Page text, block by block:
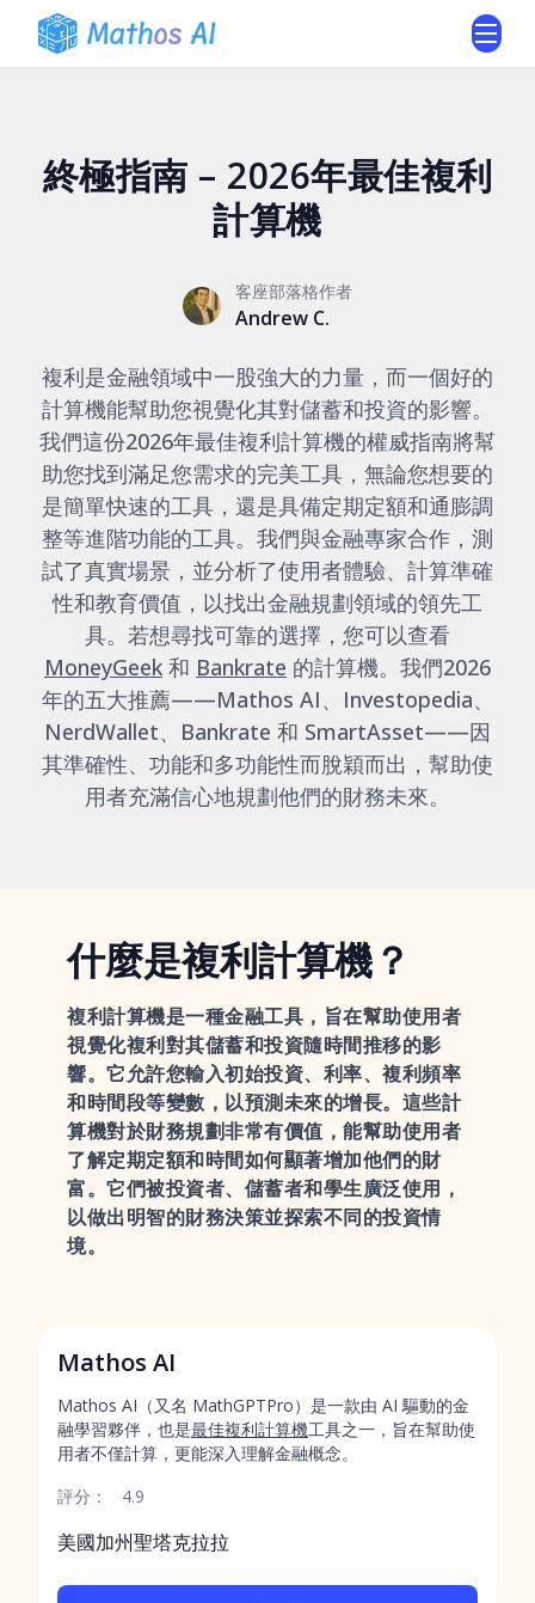
終極指南 – 2026年最佳複利
計算機
客座部落格作者
Andrew C.
複利是金融領域中一股強大的力量，而一個好的
計算機能幫助您視覺化其對儲蓄和投資的影響。
我們這份2026年最佳複利計算機的權威指南將幫
助您找到滿足您需求的完美工具，無論您想要的
是簡單快速的工具，還是具備定期定額和通膨調
整等進階功能的工具。我們與金融專家合作，測
試了真實場景，並分析了使用者體驗、計算準確
性和教育價值，以找出金融規劃領域的領先工
具。若想尋找可靠的選擇，您可以查看
MoneyGeek 和 Bankrate 的計算機。我們2026
年的五大推薦——Mathos AI、Investopedia、
NerdWallet、Bankrate 和 SmartAsset——因
其準確性、功能和多功能性而脫穎而出，幫助使
用者充滿信心地規劃他們的財務未來。
什麼是複利計算機？
複利計算機是一種金融工具，旨在幫助使用者
視覺化複利對其儲蓄和投資隨時間推移的影
響。它允許您輸入初始投資、利率、複利頻率
和時間段等變數，以預測未來的增長。這些計
算機對於財務規劃非常有價值，能幫助使用者
了解定期定額和時間如何顯著增加他們的財
富。它們被投資者、儲蓄者和學生廣泛使用，
以做出明智的財務決策並探索不同的投資情
境。
Mathos AI
Mathos AI（又名 MathGPTPro）是一款由 AI 驅動的金
融學習夥伴，也是最佳複利計算機工具之一，旨在幫助使
用者不僅計算，更能深入理解金融概念。
評分：
4.9
美國加州聖塔克拉拉